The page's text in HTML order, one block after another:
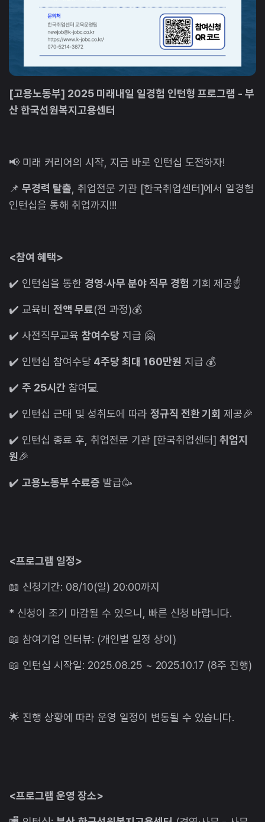
[고용노동부] 2025 미래내일 일경험 인턴형 프로그램 - 부
산 한국선원복지고용센터
📢 미래 커리어의 시작, 지금 바로 인턴십 도전하자!
📌 무경력 탈출, 취업전문 기관 [한국취업센터]에서 일경험
인턴십을 통해 취업까지!!!
<참여 혜택>
✔️ 인턴십을 통한 경영·사무 분야 직무 경험 기회 제공☝️
✔️ 교육비 전액 무료(전 과정)💰
✔️ 사전직무교육 참여수당지급 🤗
✔️ 인턴십 참여수당4주당 최대 160만원 지급 💰
✔️ 주 25시간참여💻
✔️ 인턴십 근태 및 성취도에 따라 정규직 전환 기회 제공🎉
✔️ 인턴십 종료 후, 취업전문 기관 [한국취업센터]취업지
원🎉
✔️ 고용노동부 수료증 발급🥳
<프로그램 일정>
📖 신청기간: 08/10(일) 20:00까지
* 신청이 조기 마감될 수 있으니, 빠른 신청 바랍니다.
📖 참여기업 인터뷰: (개인별 일정 상이)
📖 인턴십 시작일: 2025.08.25 ~ 2025.10.17 (8주 진행)
🌟 진행 상황에 따라 운영 일정이 변동될 수 있습니다.
<프로그램 운영 장소>